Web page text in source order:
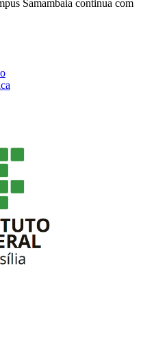
Samambaia continua com